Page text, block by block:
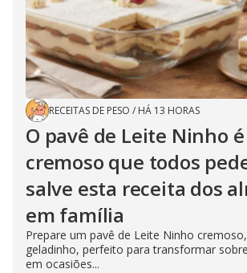
RECEITAS DE PESO / HÁ 13 HORAS
O pavê de Leite Ninho
cremoso que todos
salve esta receita dos
em família
Prepare um pavê de Leite Ninho
geladinho, perfeito para transformar
em ocasiões...